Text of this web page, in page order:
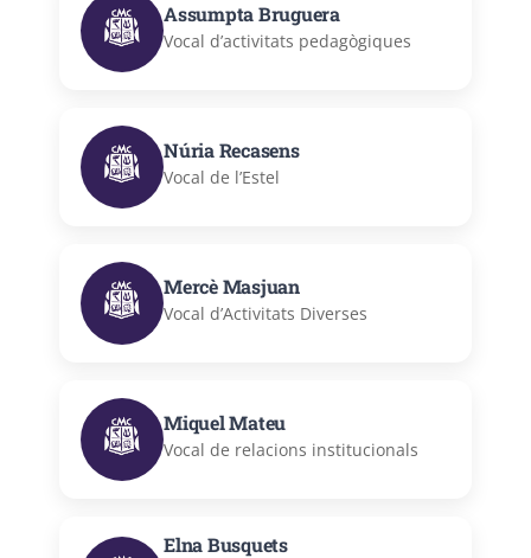
Assumpta Bruguera
Vocal d’activitats pedagògiques
Núria Recasens
Vocal de l’Estel
Mercè Masjuan
Vocal d’Activitats Diverses
Miquel Mateu
Vocal de relacions institucionals
Elna Busquets